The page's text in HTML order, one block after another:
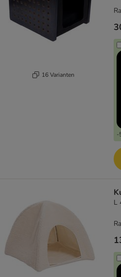
16 Varianten
-
L